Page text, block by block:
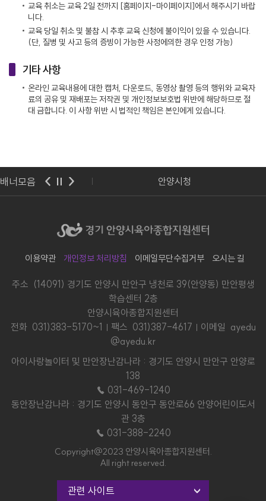
교육 취소는 교육 2일 전까지 [홈페이지-마이페이지]에서 해주시기 바랍
니다.
교육 당일 취소 및 불참 시 추후 교육 신청에 불이익이 있을 수 있습니다.
(단, 질병 및 사고 등의 증빙이 가능한 사정에의한 경우 인정 가능)
기타 사항
온라인 교육내용에 대한 캡처, 다운로드, 동영상 촬영 등의 행위와 교육자
료의 공유 및 재배포는 저작권 및 개인정보보호법 위반에 해당하므로 절
대 금합니다. 이 사항 위반 시 법적인 책임은 본인에게 있습니다.
배너모음
식관리지원센터 안양시청
이용약관 개인정보 처리방침 이메일무단수집거부 오시는 길
주소 (14091) 경기도 안양시 만안구 냉천로 39(안양동) 만안평생
학습센터 2층
안양시육아종합지원센터
전화 031)383-5170~1 팩스 031)387-4617
이메일 ayedu
@ayedu.kr
아이사랑놀이터 및 만안장난감나라 : 경기도 안양시 만안구 안양로
138
☎ 031-469-1240
동안장난감나라 : 경기도 안양시 동안구 동안로66 안양어린이도서
관 3층
☎ 031-388-2240
Copyright@2023 안양시육아종합지원센터.
All right reserved.
관련 사이트